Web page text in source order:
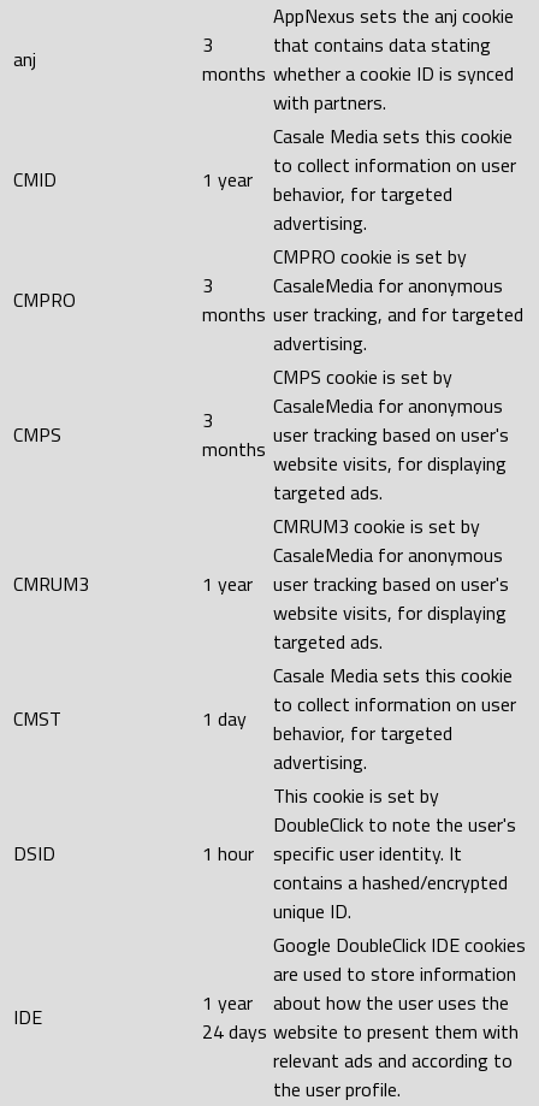
anj
3
months
AppNexus sets the anj cookie
that contains data stating
whether a cookie ID is synced
with partners.
CMID 1 year
Casale Media sets this cookie
to collect information on user
behavior, for targeted
advertising.
CMPRO
3
months
CMPRO cookie is set by
CasaleMedia for anonymous
user tracking, and for targeted
advertising.
CMPS
3
months
CMPS cookie is set by
CasaleMedia for anonymous
user tracking based on user's
website visits, for displaying
targeted ads.
CMRUM3 1 year
CMRUM3 cookie is set by
CasaleMedia for anonymous
user tracking based on user's
website visits, for displaying
targeted ads.
CMST 1 day
Casale Media sets this cookie
to collect information on user
behavior, for targeted
advertising.
DSID 1 hour
This cookie is set by
DoubleClick to note the user's
specific user identity. It
contains a hashed/encrypted
unique ID.
IDE
1 year
24 days
Google DoubleClick IDE cookies
are used to store information
about how the user uses the
website to present them with
relevant ads and according to
the user profile.